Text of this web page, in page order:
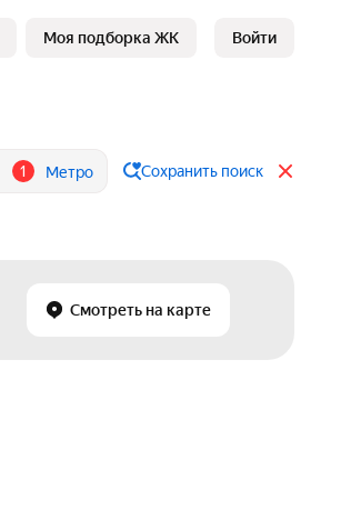
Моя подборка ЖК Войти
1 Метро Сохранить поиск
Смотреть на карте